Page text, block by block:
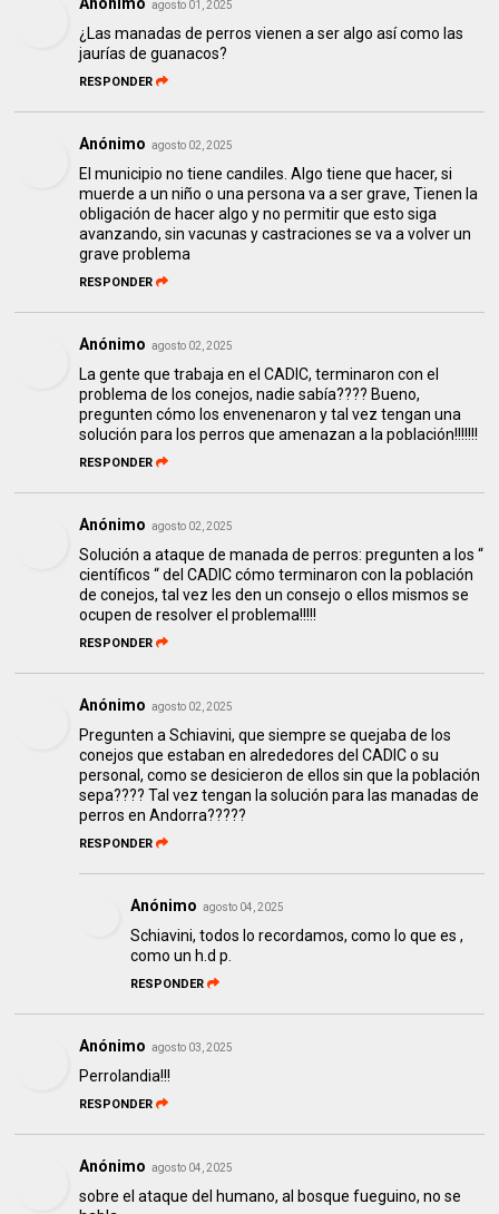
Anónimo agosto 01, 2025
¿Las manadas de perros vienen a ser algo así como las
jaurías de guanacos?
RESPONDER
Anónimo agosto 02, 2025
El municipio no tiene candiles. Algo tiene que hacer, si
muerde a un niño o una persona va a ser grave, Tienen la
obligación de hacer algo y no permitir que esto siga
avanzando, sin vacunas y castraciones se va a volver un
grave problema
RESPONDER
Anónimo agosto 02, 2025
La gente que trabaja en el CADIC, terminaron con el
problema de los conejos, nadie sabía???? Bueno,
pregunten cómo los envenenaron y tal vez tengan una
solución para los perros que amenazan a la población!!!!!!!
RESPONDER
Anónimo agosto 02, 2025
Solución a ataque de manada de perros: pregunten a los “
científicos “ del CADIC cómo terminaron con la población
de conejos, tal vez les den un consejo o ellos mismos se
ocupen de resolver el problema!!!!!
RESPONDER
Anónimo agosto 02, 2025
Pregunten a Schiavini, que siempre se quejaba de los
conejos que estaban en alrededores del CADIC o su
personal, como se desicieron de ellos sin que la población
sepa???? Tal vez tengan la solución para las manadas de
perros en Andorra?????
RESPONDER
Anónimo agosto 04, 2025
Schiavini, todos lo recordamos, como lo que es ,
como un h.d p.
RESPONDER
Anónimo agosto 03, 2025
Perrolandia!!!
RESPONDER
Anónimo agosto 04, 2025
sobre el ataque del humano, al bosque fueguino, no se